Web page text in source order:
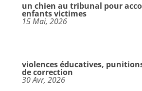
un chien au tribunal pour
enfants victimes
15 Mai, 2026
violences éducatives,
de correction
30 Avr, 2026